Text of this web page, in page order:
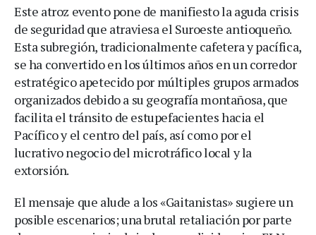
Este atroz evento pone de manifiesto la aguda crisis
de seguridad que atraviesa el Suroeste antioqueño.
Esta subregión, tradicionalmente cafetera y pacífica,
se ha convertido en los últimos años en un corredor
estratégico apetecido por múltiples grupos armados
organizados debido a su geografía montañosa, que
facilita el tránsito de estupefacientes hacia el
Pacífico y el centro del país, así como por el
lucrativo negocio del microtráfico local y la
extorsión.
El mensaje que alude a los «Gaitanistas» sugiere un
posible escenarios; una brutal retaliación por parte